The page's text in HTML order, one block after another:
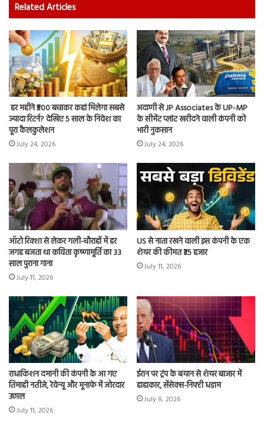
Related Articles
हर महीने ₹500 बचाकर कहां मिलेगा सबसे
ज्यादा रिटर्न? देखिए 5 साल के निवेश का
पूरा कैलकुलेशन
July 24, 2026
अदाणी से JP Associates के UP-MP
के सीमेंट प्लांट खरीदने वाली कंपनी को
भारी नुकसान
July 24, 2026
ऑटो रिक्शा से लेकर गली-चौराहों में हर
जगह बजता था कविता कृष्णामूर्ति का 33
साल पुराना गाना
July 11, 2026
US से नाता रखने वाली इस कंपनी के एक
शेयर की कीमत ₹35 हजार
July 11, 2026
राधाकिशन दमानी की कंपनी के आ गए
तिमाही नतीजे, रेवेन्यू और मूनाफे में जोरदार
उछाल
July 11, 2026
ईरान पर ट्रंप के बयान से शेयर बाजार में
हाहाकार, सेंसेक्स-निफ्टी धड़ाम
July 8, 2026